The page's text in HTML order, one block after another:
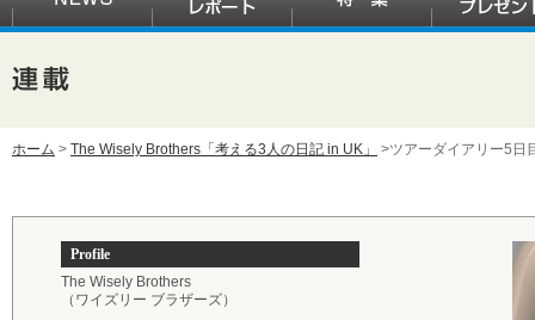
ホーム > The Wisely Brothers「考える3人の日記 in UK」 >ツアーダイアリー5日
Profile
The Wisely Brothers
（ワイズリー ブラザーズ）